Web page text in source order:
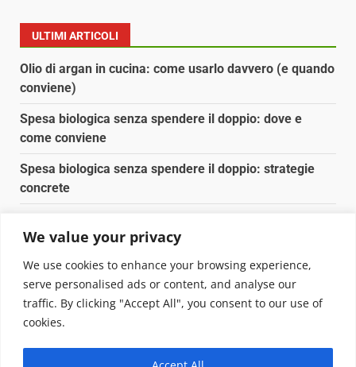
We value your privacy
We use cookies to enhance your browsing experience,
serve personalised ads or content, and analyse our
traffic. By clicking "Accept All", you consent to our use of
cookies.
ULTIMI ARTICOLI
Olio di argan in cucina: come usarlo davvero (e quando
conviene)
Spesa biologica senza spendere il doppio: dove e
come conviene
Spesa biologica senza spendere il doppio: strategie
concrete
Pulizia naturale della casa: 3 ingredienti che
sostituiscono 10 prodotti chimici
Copyright © 2025 Biopianeta.it proprietà di Jws Media
Questo blog non è una testata giornalistica, in quanto